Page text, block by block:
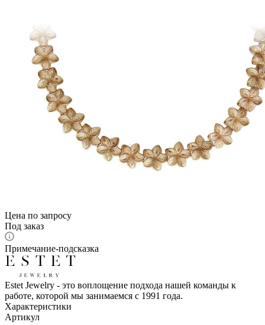
Цена по запросу
Под заказ
Примечание-подсказка
Estet Jewelry - это воплощение подхода нашей команды к
работе, которой мы занимаемся с 1991 года.
Характеристики
Артикул